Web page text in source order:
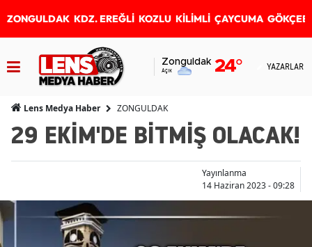
ZONGULDAK KDZ. EREĞLİ KOZLU KİLİMLİ ÇAYCUMA
Zonguldak
Açık 24° YAZARLAR
Lens Medya Haber ZONGULDAK
29 EKİM'DE BİTMİŞ OLACAK!
Yayınlanma
14 Haziran 2023 - 09:28